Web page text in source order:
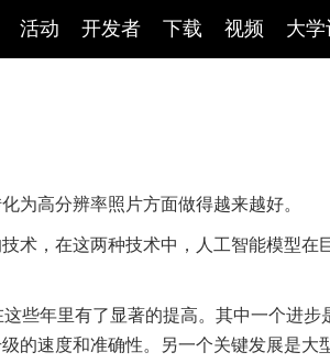
活动 开发者 下载 视频 大
为高分辨率照片方面做得越来越好。
术，在这两种技术中，人工智能模型在
些年里有了显著的提高。其中一个进步
的速度和准确性。另一个关键发展是大